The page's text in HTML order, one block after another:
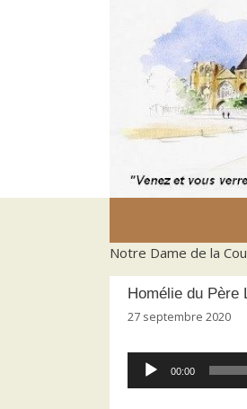
Notre Dame de la
Homélie du Père
27 septembre 2020
Lecteur
audio
00:00